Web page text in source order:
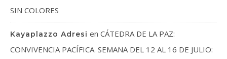
SIN COLORES
Kayaplazzo Adresi en CÁTEDRA DE LA PAZ:
CONVIVENCIA PACÍFICA. SEMANA DEL 12 AL 16 DE JULIO: